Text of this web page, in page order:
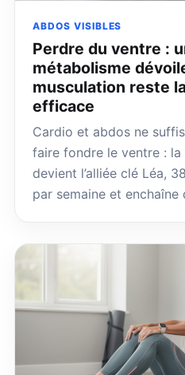
ABDOS VISIBLES
Perdre du ventre :
métabolisme
musculation reste
efficace
Cardio et abdos ne
faire fondre le ventre :
devient l’alliée clé Léa,
par semaine et enchaîne